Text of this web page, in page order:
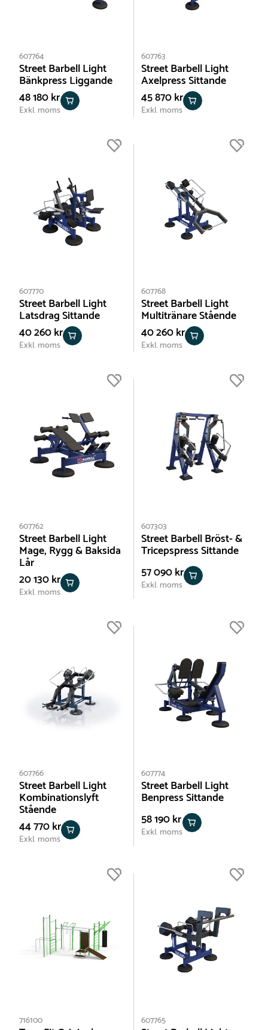
607764
Street Barbell Light
Bänkpress Liggande
48 180 kr
Exkl. moms
607763
Street Barbell Light
Axelpress Sittande
45 870 kr
Exkl. moms
607770
Street Barbell Light
Latsdrag Sittande
40 260 kr
Exkl. moms
607768
Street Barbell Light
Multitränare Stående
40 260 kr
Exkl. moms
607762
Street Barbell Light
Mage, Rygg & Baksida
Lår
20 130 kr
Exkl. moms
607303
Street Barbell Bröst- &
Tricepspress Sittande
57 090 kr
Exkl. moms
607766
Street Barbell Light
Kombinationslyft
Stående
44 770 kr
Exkl. moms
607774
Street Barbell Light
Benpress Sittande
58 190 kr
Exkl. moms
716100 607765